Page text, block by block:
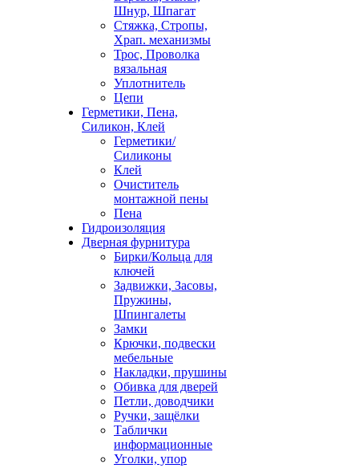
Шнур, Шпагат
Стяжка, Стропы,
Храп. механизмы
Трос, Проволка
вязальная
Уплотнитель
Цепи
Герметики, Пена,
Силикон, Клей
Герметики/
Силиконы
Клей
Очиститель
монтажной пены
Пена
Гидроизоляция
Дверная фурнитура
Бирки/Кольца для
ключей
Задвижки, Засовы,
Пружины,
Шпингалеты
Замки
Крючки, подвески
мебельные
Накладки, прушины
Обивка для дверей
Петли, доводчики
Ручки, защёлки
Таблички
информационные
Уголки, упор